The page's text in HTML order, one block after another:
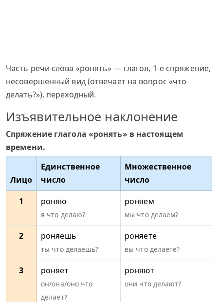
Часть речи слова «ронять» — глагол, 1-е спряжение,
несовершенный вид (отвечает на вопрос «что
делать?»), переходный.
Изъявительное наклонение
Спряжение глагола «ронять» в настоящем
времени.
Лицо
Единственное
число
Множественное
число
1
роняю
я что делаю?
роняем
мы что делаем?
2 роняешь
ты что делаешь?
роняете
вы что делаете?
3 роняет
он/она/оно что
делает?
роняют
они что делают?